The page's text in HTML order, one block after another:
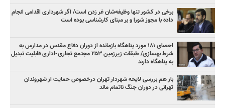
برخی در کشور تنها وظیفه‌شان غر زدن است/ اگر شهرداری اقدامی انجام
داده با مجوز شورا و بر مبنای کارشناسی بوده است
احصای ۱۸۱ مورد پناهگاه بازمانده از دوران دفاع مقدس در مدارس به
شرط بهسازی/ طبقات زیرزمین ۲۵۳ مجتمع تجاری-اداری قابلیت تبدیل
به پناهگاه دارند
باز هم بررسی لایحه شهردار تهران درخصوص حمایت از شهروندان
تهرانی در دوران جنگ ناتمام ماند